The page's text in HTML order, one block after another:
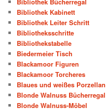
Bibliothek Kabinett
Bibliothek Leiter Schritt
Bibliotheksschritte
Bibliothekstabelle
Biedermeier Tisch
Blackamoor Figuren
Blackamoor Torcheres
Blaues und weißes Porzellan
Blonde Walnuss Bücherregal
Blonde Walnuss-Möbel